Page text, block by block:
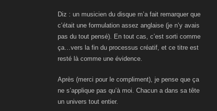
Diz : un musicien du disque m’a fait remarquer que
c’était une formulation assez anglaise (je n’y avais
pas du tout pensé). En tout cas, c’est sorti comme
ça…vers la fin du processus créatif, et ce titre est
resté là comme une évidence.
Après (merci pour le compliment), je pense que ça
ne s’applique pas qu’à moi. Chacun a dans sa tête
un univers tout entier.